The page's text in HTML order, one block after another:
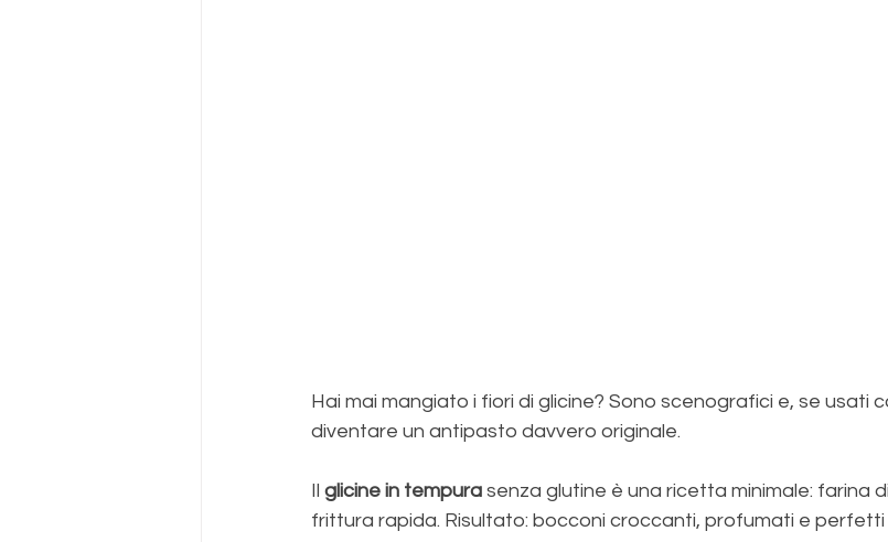
Hai mai mangiato i fiori di glicine? Sono scenografici e, se usati
diventare un antipasto davvero originale.
Il glicine in tempura senza glutine è una ricetta minimale: farina
frittura rapida. Risultato: bocconi croccanti, profumati e perfetti